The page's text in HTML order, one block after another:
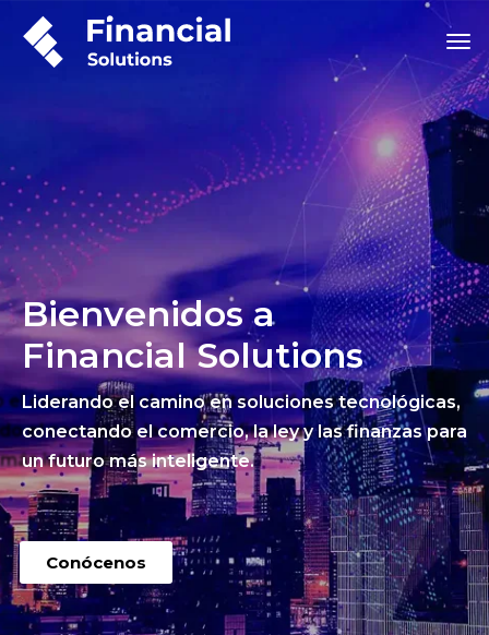
Bienvenidos a
Financial Solutions
Liderando el camino en soluciones tecnológicas,
conectando el comercio, la ley y las finanzas para
un futuro más inteligente.
Conócenos